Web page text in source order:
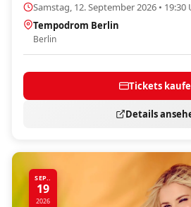
Samstag, 12. September 2026 • 19:30
Tempodrom Berlin
Berlin
Tickets
Details
SEP..
19
2026